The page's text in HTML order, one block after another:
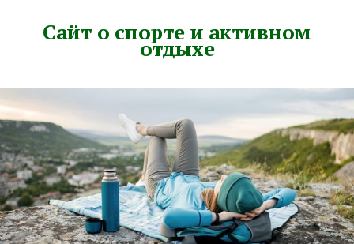
Сайт о спорте и активном
отдыхе